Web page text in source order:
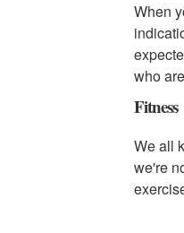
When
who
Fitness
We all
we're